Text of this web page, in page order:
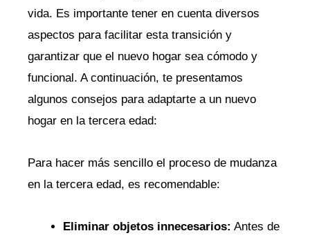
vida. Es‍ importante tener en cuenta diversos
aspectos para‌ facilitar esta transición ⁢y
garantizar que ⁤el nuevo hogar‍ sea cómodo y
funcional. A continuación, te presentamos
algunos consejos para adaptarte a un nuevo
⁤hogar en ‍la tercera ‌edad:
Para hacer más⁢ sencillo el proceso de mudanza
en la tercera​ edad, es‍ recomendable:
Eliminar ‌objetos‍ innecesarios: ​Antes de‌